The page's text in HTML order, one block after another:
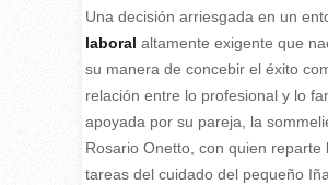
Una decisión arriesgada en un
laboral altamente exigente que
su manera de concebir el éxito
relación entre lo profesional y lo
apoyada por su pareja, la
Rosario Onetto, con quien reparte
tareas del cuidado del pequeño